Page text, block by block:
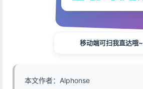
移动端可扫我直达哦~
本文作者：Alphonse